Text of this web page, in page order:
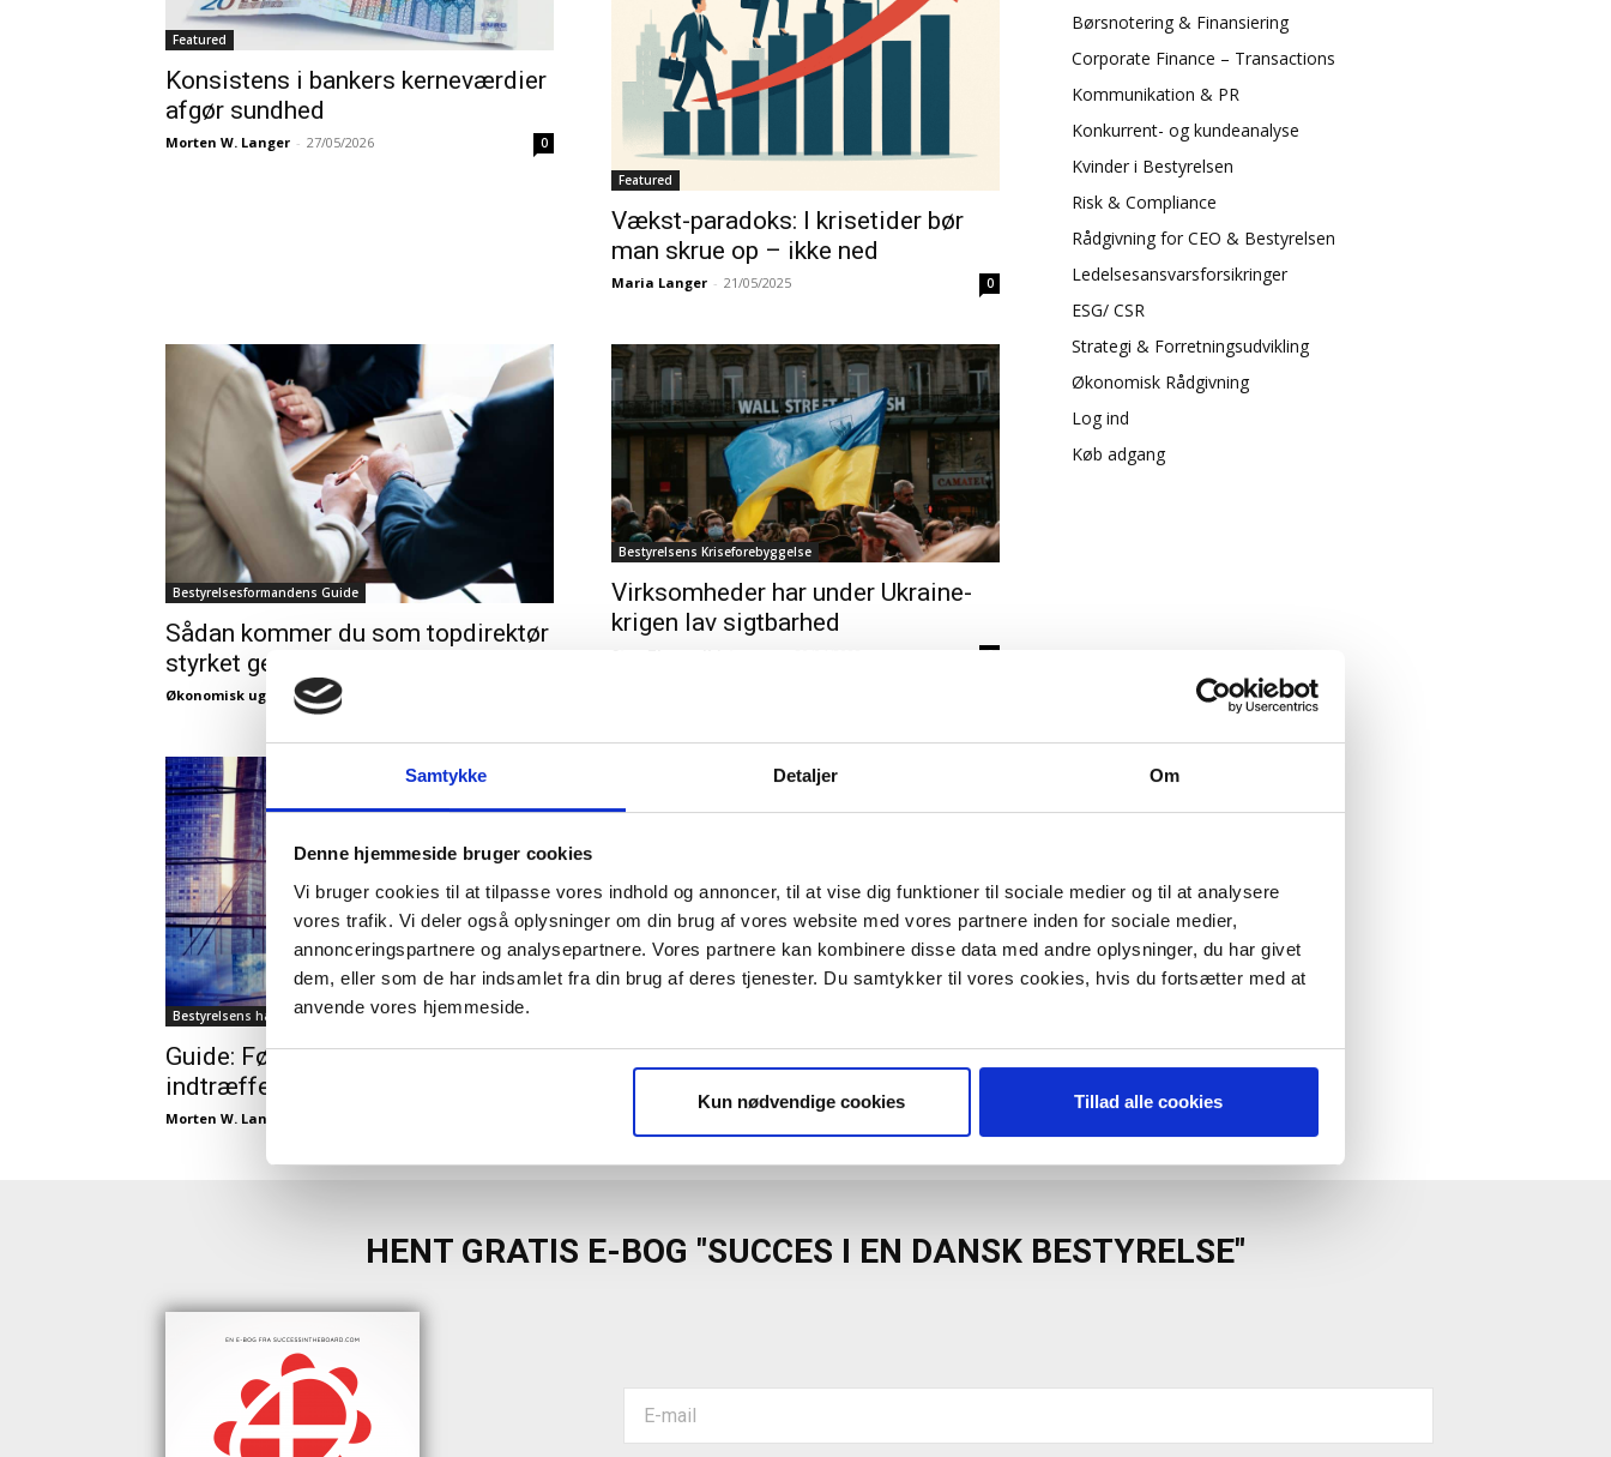
Samtykke Detaljer Om
Denne hjemmeside bruger cookies
Vi bruger cookies til at tilpasse vores indhold og annoncer, til at vise dig funktioner til sociale medier og til at analysere
vores trafik. Vi deler også oplysninger om din brug af vores website med vores partnere inden for sociale medier,
annonceringspartnere og analysepartnere. Vores partnere kan kombinere disse data med andre oplysninger, du har givet
dem, eller som de har indsamlet fra din brug af deres tjenester. Du samtykker til vores cookies, hvis du fortsætter med at
anvende vores hjemmeside.
Kun nødvendige cookies Tillad alle cookies
Featured
Konsistens i bankers kerneværdier
afgør sundhed
Morten W. Langer - 27/05/2026 0
Featured
Vækst-paradoks: I krisetider bør
man skrue op – ikke ned
Maria Langer - 21/05/2025 0
Bestyrelsesformandens Guide
Sådan kommer du som topdirektør
styrket gennem en fyring
Økonomisk ugebrev - 06/11/2024
Bestyrelsens Kriseforebyggelse
Virksomheder har under Ukraine-
krigen lav sigtbarhed
0
Bestyrelsens håndtering af risici
Guide: Før den store krise
indtræffer
Morten W. Langer
Børsnotering & Finansiering
Corporate Finance – Transactions
Kommunikation & PR
Konkurrent- og kundeanalyse
Kvinder i Bestyrelsen
Risk & Compliance
Rådgivning for CEO & Bestyrelsen
Ledelsesansvarsforsikringer
ESG/ CSR
Strategi & Forretningsudvikling
Økonomisk Rådgivning
Log ind
Køb adgang
HENT GRATIS E-BOG "SUCCES I EN DANSK BESTYRELSE"